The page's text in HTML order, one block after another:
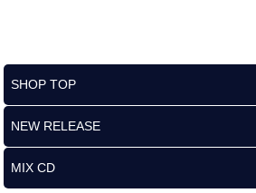
SHOP TOP
NEW RELEASE
MIX CD